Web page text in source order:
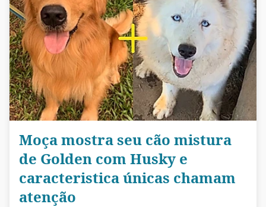
Moça mostra seu cão mistura
de Golden com Husky e
caracteristica únicas chamam
atenção